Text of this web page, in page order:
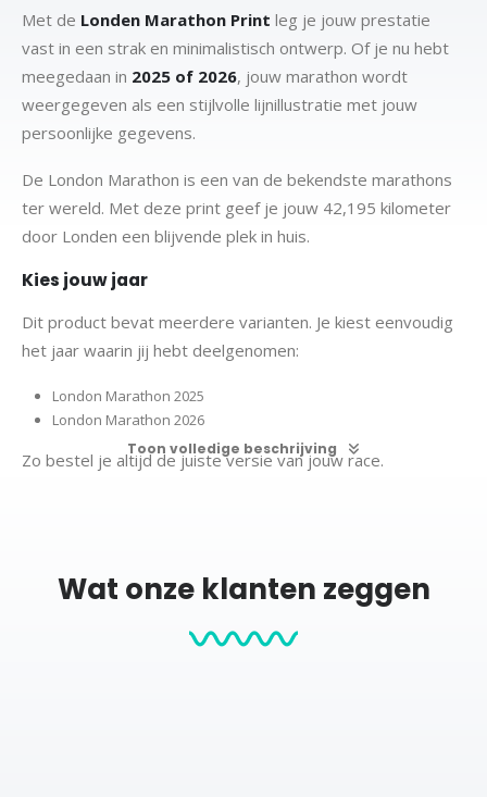
Met de Londen Marathon Print leg je jouw prestatie
vast in een strak en minimalistisch ontwerp. Of je nu hebt
meegedaan in 2025 of 2026, jouw marathon wordt
weergegeven als een stijlvolle lijnillustratie met jouw
persoonlijke gegevens.
De London Marathon is een van de bekendste marathons
ter wereld. Met deze print geef je jouw 42,195 kilometer
door Londen een blijvende plek in huis.
Kies jouw jaar
Dit product bevat meerdere varianten. Je kiest eenvoudig
het jaar waarin jij hebt deelgenomen:
London Marathon 2025
London Marathon 2026
Zo bestel je altijd de juiste versie van jouw race.
eigen gegevens. Zo maak je een uniek aandenken aan jouw
prestatie.
Toon volledige beschrijving
Wat onze klanten zeggen